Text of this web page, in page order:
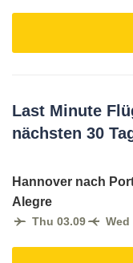
Last Minute
nächsten 30
Hannover nach
Alegre
Thu 03.09 Wed